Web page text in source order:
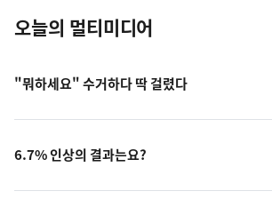
오늘의 멀티미디어
"뭐하세요" 수거하다 딱 걸렸다
6.7% 인상의 결과는요?